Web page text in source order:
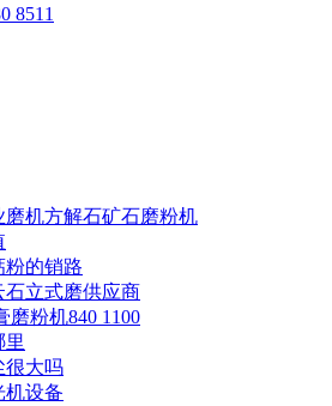
8511
机方解石矿石磨粉机
粉的销路
石立式磨供应商
磨粉机840 1100
里
很大吗
机设备